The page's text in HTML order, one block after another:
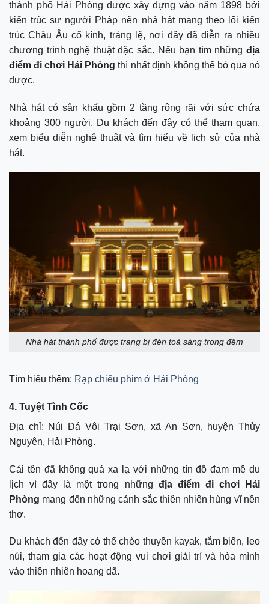
thành phố Hải Phòng được xây dựng vào năm 1898 bởi
kiến trúc sư người Pháp nên nhà hát mang theo lối kiến
trúc Châu Âu cổ kính, tráng lệ, nơi đây đã diễn ra nhiều
chương trình nghệ thuật đặc sắc. Nếu bạn tìm những địa
điểm đi chơi Hải Phòngthì nhất định không thể bỏ qua nó
được.
Nhà hát có sân khấu gồm 2 tầng rộng rãi với sức chứa
khoảng 300 người. Du khách đến đây có thể tham quan,
xem biểu diễn nghệ thuật và tìm hiểu về lịch sử của nhà
hát.
Nhà hát thành phố được trang bị đèn toả sáng trong đêm
Tìm hiểu thêm: Rạp chiếu phim ở Hải Phòng
4. Tuyệt Tình Cốc
Địa chỉ: Núi Đá Vôi Trại Sơn, xã An Sơn, huyện Thủy
Nguyên, Hải Phòng.
Cái tên đã không quá xa lạ với những tín đồ đam mê du
lịch vì đây là một trong những địa điểm đi chơi Hải
Phòng mang đến những cảnh sắc thiên nhiên hùng vĩ nên
thơ.
Du khách đến đây có thể chèo thuyền kayak, tắm biển, leo
núi, tham gia các hoạt động vui chơi giải trí và hòa mình
vào thiên nhiên hoang dã.